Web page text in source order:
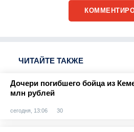
ЧИТАЙТЕ ТАКЖЕ
Дочери погибшего бойца из
млн рублей
сегодня, 13:06 30